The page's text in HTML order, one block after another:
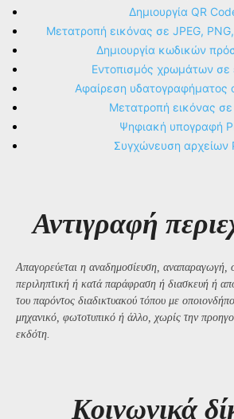
Δημιουργία QR
Μετατροπή εικόνας σε JPEG,
Δημιουργία κωδικών
Εντοπισμός χρωμάτων σε
Αφαίρεση υδατογραφήματος
Μετατροπή εικόνας σε
Ψηφιακή υπογραφή
Συγχώνευση αρχείων
Αντιγραφή
Απαγορεύεται η αναδημοσίευση, αναπαραγωγή,
περιληπτική ή κατά παράφραση ή διασκευή ή
του παρόντος διαδικτυακού τόπου με
μηχανικό, φωτοτυπικό ή άλλο, χωρίς την
εκδότη.
Kοινωνικά